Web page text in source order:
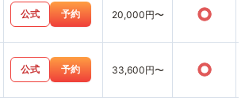
公式 予約 20,000円〜 ○
公式 予約 33,600円〜 ○